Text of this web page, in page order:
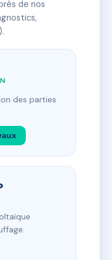
de nos
des parties